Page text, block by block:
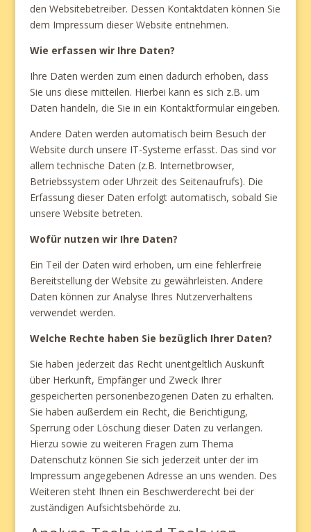
den Websitebetreiber. Dessen Kontaktdaten können Sie
dem Impressum dieser Website entnehmen.
Wie erfassen wir Ihre Daten?
Ihre Daten werden zum einen dadurch erhoben, dass
Sie uns diese mitteilen. Hierbei kann es sich z.B. um
Daten handeln, die Sie in ein Kontaktformular eingeben.
Andere Daten werden automatisch beim Besuch der
Website durch unsere IT-Systeme erfasst. Das sind vor
allem technische Daten (z.B. Internetbrowser,
Betriebssystem oder Uhrzeit des Seitenaufrufs). Die
Erfassung dieser Daten erfolgt automatisch, sobald Sie
unsere Website betreten.
Wofür nutzen wir Ihre Daten?
Ein Teil der Daten wird erhoben, um eine fehlerfreie
Bereitstellung der Website zu gewährleisten. Andere
Daten können zur Analyse Ihres Nutzerverhaltens
verwendet werden.
Welche Rechte haben Sie bezüglich Ihrer Daten?
Sie haben jederzeit das Recht unentgeltlich Auskunft
über Herkunft, Empfänger und Zweck Ihrer
gespeicherten personenbezogenen Daten zu erhalten.
Sie haben außerdem ein Recht, die Berichtigung,
Sperrung oder Löschung dieser Daten zu verlangen.
Hierzu sowie zu weiteren Fragen zum Thema
Datenschutz können Sie sich jederzeit unter der im
Impressum angegebenen Adresse an uns wenden. Des
Weiteren steht Ihnen ein Beschwerderecht bei der
zuständigen Aufsichtsbehörde zu.